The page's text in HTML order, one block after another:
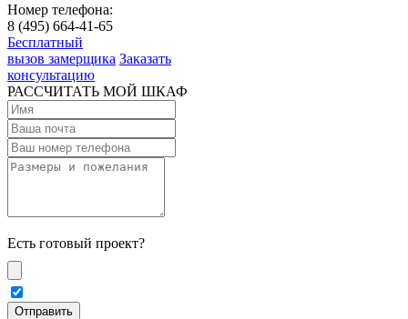
Номер телефона:
8 (495) 664-41-65
Бесплатный
вызов замерщика Заказать
консультацию
РАССЧИТАТЬ МОЙ ШКАФ
Есть готовый проект?